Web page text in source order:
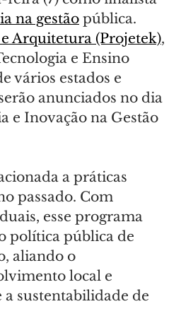
na gestão pública.
Arquitetura (Projetek),
e Ensino
vários estados e
anunciados no dia
e Inovação na Gestão
a práticas
passado. Com
esse programa
política pública de
aliando o
local e
a sustentabilidade de